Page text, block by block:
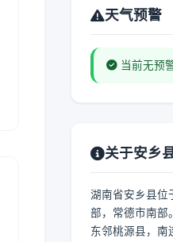
天气预警
当前无预
关于安乡
湖南省安乡县位
部，常德市南部
东邻桃源县，南